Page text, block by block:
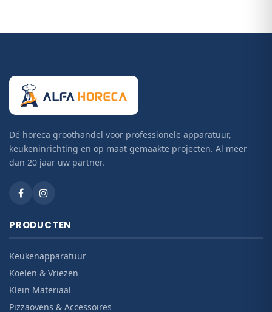
Dé horeca groothandel voor professionele apparatuur,
keukeninrichting en op maat gemaakte projecten. Al meer
dan 20 jaar uw partner.
PRODUCTEN
Keukenapparatuur
Koelen & Vriezen
Klein Materiaal
Pizzaovens & Accessoires